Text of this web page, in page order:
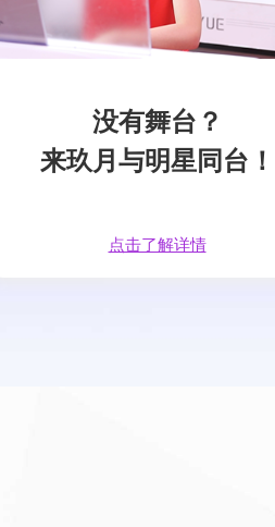
没有舞台？
来玖月与明星同台！
点击了解详情